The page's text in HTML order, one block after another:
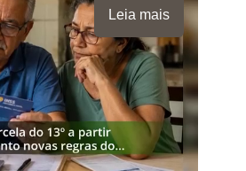
Leia mais